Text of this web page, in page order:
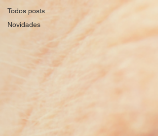
Todos posts
Novidades